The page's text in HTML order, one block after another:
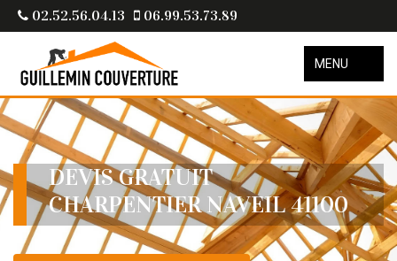
02.52.56.04.13 06.99.53.73.89
MENU
DEVIS GRATUIT
CHARPENTIER NAVEIL 41100